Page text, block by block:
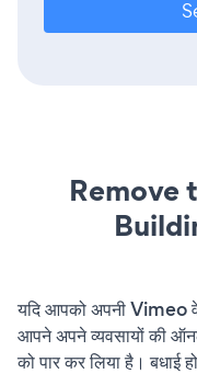
Remove
यदि आपको अपनी Vimeo
आपने अपने व्यवसायों की
को पार कर लिया है। बधाई